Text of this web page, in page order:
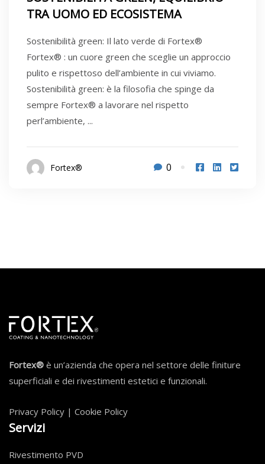
TRA UOMO ED ECOSISTEMA
Sostenibilità green: Il lato verde di Fortex®
Fortex® : un cuore green che sceglie un approccio
pulito e rispettoso dell’ambiente in cui viviamo.
Sostenibilità green: è la filosofia che spinge da
sempre Fortex® a lavorare nel rispetto
perl’ambiente, ...
Fortex® 0
Fortex® è un’azienda che opera nel settore delle finiture
superficiali e dei rivestimenti estetici e funzionali.
Privacy Policy | Cookie Policy
Servizi
Rivestimento PVD